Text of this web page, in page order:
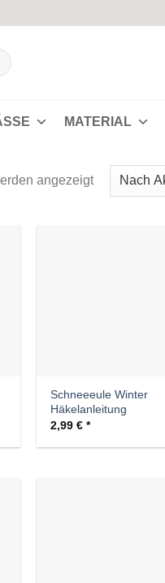
MATERIAL
angezeigtNach
Aktualität
Schneeeule Winter
Häkelanleitung
2,99 €